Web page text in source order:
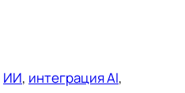
ИИ, интеграция AI